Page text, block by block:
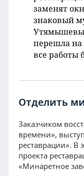
заменят
знаковый
перешла на
все работы
Отделить
Заказчиком
времени»,
реставрации». В
проекта
«Минаретное